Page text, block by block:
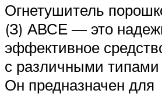
Огнетушитель
(З) АВСЕ — это
эффективное
с различными типами
Он предназначен для